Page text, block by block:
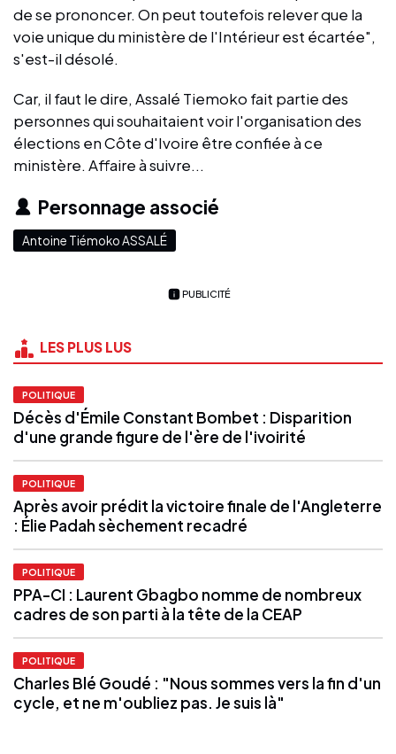
de se prononcer. On peut toutefois relever que la
voie unique du ministère de l'Intérieur est écartée",
s'est-il désolé.
Car, il faut le dire, Assalé Tiemoko fait partie des
personnes qui souhaitaient voir l'organisation des
élections en Côte d'Ivoire être confiée à ce
ministère. Affaire à suivre...
Personnage associé
Antoine Tiémoko ASSALÉ
PUBLICITÉ
LES PLUS LUS
POLITIQUE
Décès d'Émile Constant Bombet : Disparition
d'une grande figure de l'ère de l'ivoirité
POLITIQUE
Après avoir prédit la victoire finale de l'Angleterre
: Élie Padah sèchement recadré
POLITIQUE
PPA-CI : Laurent Gbagbo nomme de nombreux
cadres de son parti à la tête de la CEAP
POLITIQUE
Charles Blé Goudé : "Nous sommes vers la fin d'un
cycle, et ne m'oubliez pas. Je suis là"